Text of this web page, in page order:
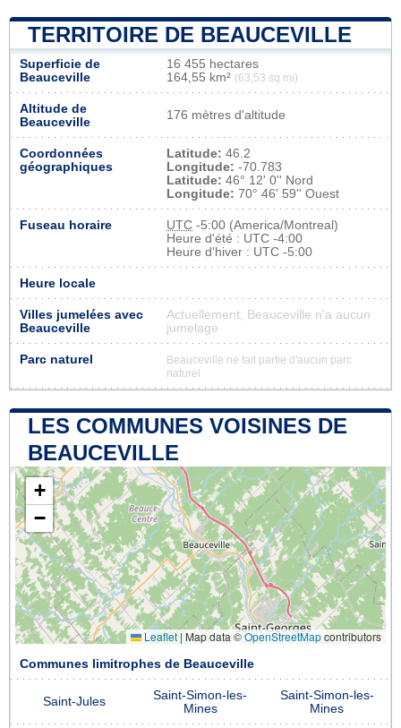
TERRITOIRE DE BEAUCEVILLE
Superficie de
Beauceville
16 455 hectares
164,55 km² (63,53 sq mi)
Altitude de
Beauceville
176 mètres d'altitude
Coordonnées
géographiques
Latitude: 46.2
Longitude: -70.783
Latitude: 46° 12' 0'' Nord
Longitude: 70° 46' 59'' Ouest
Fuseau horaire UTC -5:00 (America/Montreal)
Heure d'été : UTC -4:00
Heure d'hiver : UTC -5:00
Heure locale
Villes jumelées avec
Beauceville
Actuellement, Beauceville n'a aucun
jumelage
Parc naturel
Beauceville ne fait partie d'aucun parc
naturel
LES COMMUNES VOISINES DE
BEAUCEVILLE
+
−
Leaflet | Map data ©OpenStreetMapcontributors
Communes limitrophes de Beauceville
Saint-Jules
Saint-Simon-les-
Mines
Saint-Simon-les-
Mines